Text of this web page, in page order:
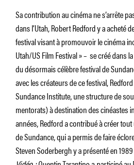
Sa contribution au cinéma ne s’arrête
dans l’Utah, Robert Redford y a acheté
festival visant à promouvoir le cinéma
Utah/US Film Festival » – se créé dans la
du désormais célèbre festival de
avec les créateurs de ce festival,
Sundance Institute, une structure de
mentorats) à destination des cinéastes
années, Redford a contribué à créer
de Sundance, qui a permis de faire
Steven Soderbergh y a présenté en 1989